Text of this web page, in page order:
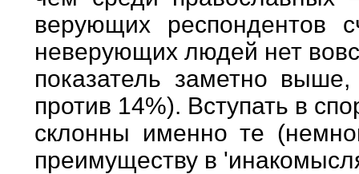
верующих респондентов
неверующих людей нет
показатель заметно
против 14%). Вступать в
склонны именно те
преимуществу в